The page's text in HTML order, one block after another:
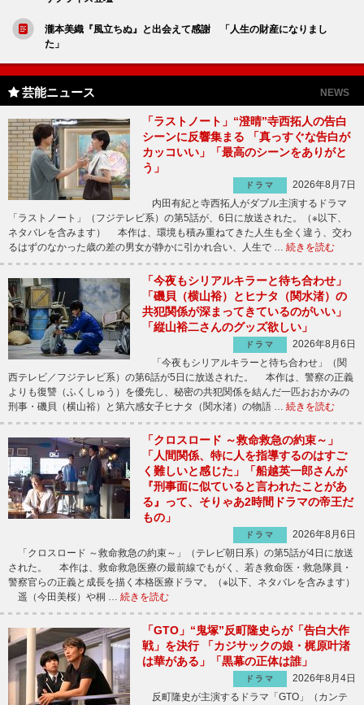
瀧本美織『風立ちぬ』と出会えて感謝 「人生の財産になりまし
た」
芸能ニュース NEWS
「ラストノート」“澄晴”寺西拓人の告白
シーンに反響集まる 「真っすぐな告白が
カッコいい」「最高のシーンをありがと
う」
ドラマ
2026年8月7日
内田有紀と寺西拓人がダブル主演するドラマ
「ラストノート」（フジテレビ系）の第5話が、6日に放送された。（※以下、
ネタバレを含みます） 本作は、環境も積み重ねてきた人生も全く違う、交わ
るはずのなかった歳の差の男女が静かに引かれ合い、人生で … 続きを読む
「今夜もシリアルキラーと待ち合わせ」
「磯貝（横山裕）とヒナタ（関水渚）の
共犯関係が深まってきているのがいい」
「縦山裕二さんのグッズ欲しい」
ドラマ
2026年8月6日
「今夜もシリアルキラーと待ち合わせ」（関
西テレビ／フジテレビ系）の第6話が5日に放送された。 本作は、警察の正義
よりも復讐（ふくしゅう）を優先し、秘密の共犯関係を結んだ一匹おおかみの
刑事・磯貝（横山裕）と第六感女子ヒナタ（関水渚）の物語 … 続きを読む
「クロスロード ～救命救急の約束～」
「人間関係、特に人を指導するのはすご
く難しいと感じた」「船越英一郎さんが
『刑事面に似ていると言われたことがあ
る』って、そりゃあ2時間ドラマの帝王だ
もの」
ドラマ
2026年8月6日
「クロスロード ～救命救急の約束～」（テレビ朝日系）の第5話が4日に放送
された。 本作は、救命救急医療の最前線でもがく、若き救命医・救急隊員・
警察官らの正義と成長を描く本格医療ドラマ。（※以下、ネタバレを含みます）
遥（今田美桜）や桐 … 続きを読む
「GTO」“鬼塚”反町隆史らが「告白大作
戦」を決行 「カジサックの娘・梶原叶渚
は華がある」「黒幕の正体は誰」
ドラマ
2026年8月4日
反町隆史が主演するドラマ「GTO」（カンテ